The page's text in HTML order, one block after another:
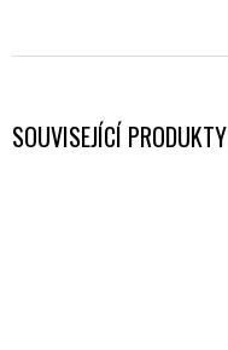
SOUVISEJÍCÍ PRODUKTY